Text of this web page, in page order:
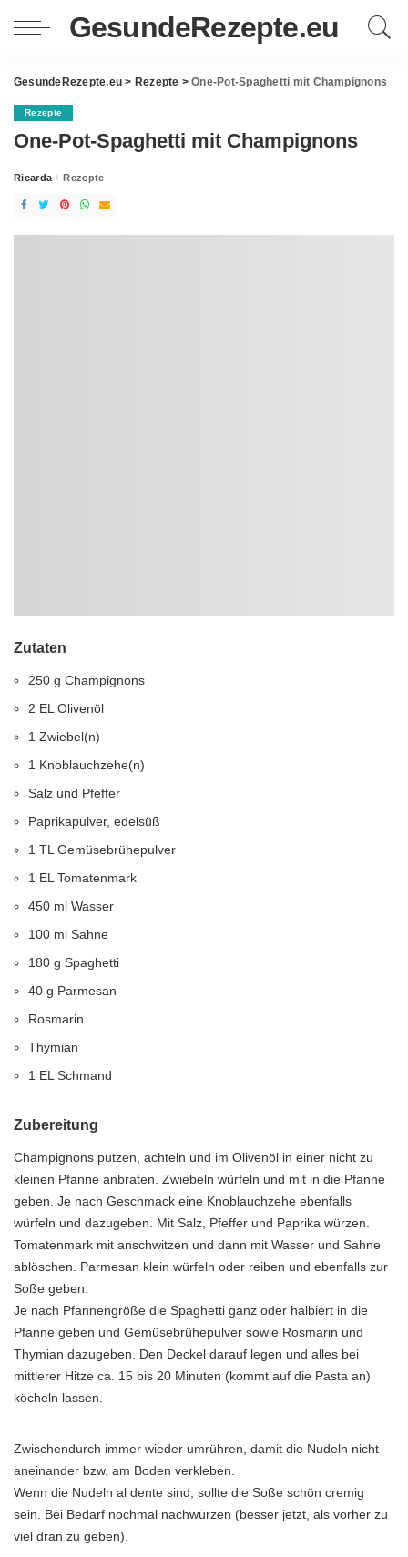
GesundeRezepte.eu
GesundeRezepte.eu > Rezepte >One-Pot-Spaghetti mit Champignons
Rezepte
One-Pot-Spaghetti mit Champignons
Posted
Ricarda Rezepte
Zutaten
250 g Champignons
2 EL Olivenöl
1 Zwiebel(n)
1 Knoblauchzehe(n)
Salz und Pfeffer
Paprikapulver, edelsüß
1 TL Gemüsebrühepulver
1 EL Tomatenmark
450 ml Wasser
100 ml Sahne
180 g Spaghetti
40 g Parmesan
Rosmarin
Thymian
1 EL Schmand
Zubereitung
Champignons putzen, achteln und im Olivenöl in einer nicht zu
kleinen Pfanne anbraten. Zwiebeln würfeln und mit in die Pfanne
geben. Je nach Geschmack eine Knoblauchzehe ebenfalls
würfeln und dazugeben. Mit Salz, Pfeffer und Paprika würzen.
Tomatenmark mit anschwitzen und dann mit Wasser und Sahne
ablöschen. Parmesan klein würfeln oder reiben und ebenfalls zur
Soße geben.
Je nach Pfannengröße die Spaghetti ganz oder halbiert in die
Pfanne geben und Gemüsebrühepulver sowie Rosmarin und
Thymian dazugeben. Den Deckel darauf legen und alles bei
mittlerer Hitze ca. 15 bis 20 Minuten (kommt auf die Pasta an)
köcheln lassen.
Zwischendurch immer wieder umrühren, damit die Nudeln nicht
aneinander bzw. am Boden verkleben.
Wenn die Nudeln al dente sind, sollte die Soße schön cremig
sein. Bei Bedarf nochmal nachwürzen (besser jetzt, als vorher zu
viel dran zu geben).